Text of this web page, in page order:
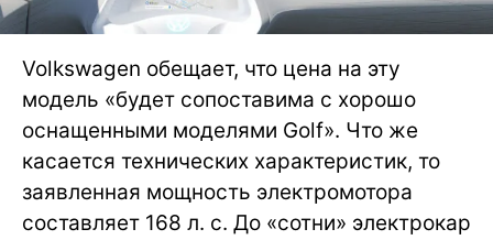
Volkswagen обещает, что цена на эту
модель «будет сопоставима с хорошо
оснащенными моделями Golf». Что же
касается технических характеристик, то
заявленная мощность электромотора
составляет 168 л. с. До «сотни» электрокар